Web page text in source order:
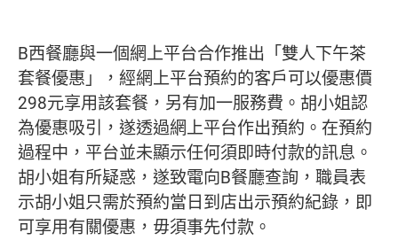
B西餐廳與一個網上平台合作推出「雙人下午茶
套餐優惠」，經網上平台預約的客戶可以優惠價
298元享用該套餐，另有加一服務費。胡小姐認
為優惠吸引，遂透過網上平台作出預約。在預約
過程中，平台並未顯示任何須即時付款的訊息。
胡小姐有所疑惑，遂致電向B餐廳查詢，職員表
示胡小姐只需於預約當日到店出示預約紀錄，即
可享用有關優惠，毋須事先付款。